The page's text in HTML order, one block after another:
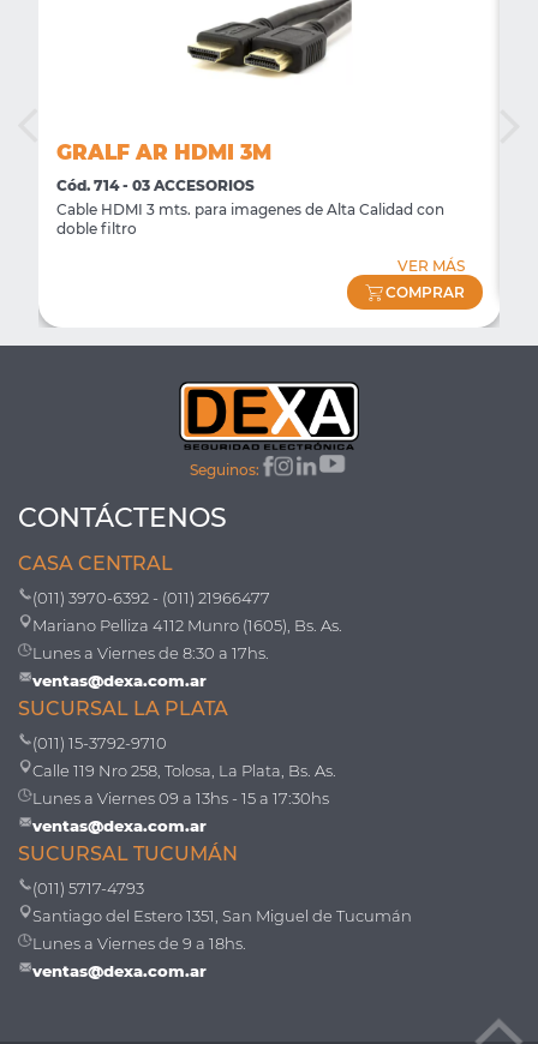
GRALF AR HDMI 3M
Cód. 714 - 03 ACCESORIOS
Cable HDMI 3 mts. para imagenes de Alta Calidad con
doble filtro
VER MÁS
COMPRAR
Seguinos:
CONTÁCTENOS
CASA CENTRAL
(011) 3970-6392 - (011) 21966477
Mariano Pelliza 4112 Munro (1605), Bs. As.
Lunes a Viernes de 8:30 a 17hs.
ventas@dexa.com.ar
SUCURSAL LA PLATA
(011) 15-3792-9710
Calle 119 Nro 258, Tolosa, La Plata, Bs. As.
Lunes a Viernes 09 a 13hs - 15 a 17:30hs
ventas@dexa.com.ar
SUCURSAL TUCUMÁN
(011) 5717-4793
Santiago del Estero 1351, San Miguel de Tucumán
Lunes a Viernes de 9 a 18hs.
ventas@dexa.com.ar